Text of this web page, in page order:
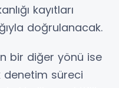
kayıtları
doğrulanacak.
bir diğer yönü ise
süreci